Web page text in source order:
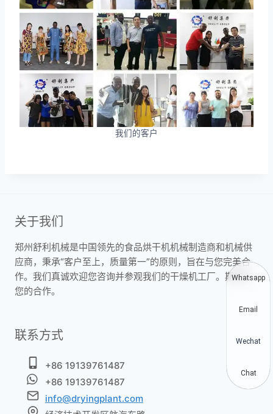
我们的客户
关于我们
郑州舒利机械是中国领先的食品烘干机机械制造商和机械供
应商，秉承“客户至上，质量第一”的原则，旨在与您完美合
作。我们真诚欢迎您咨询并参观我们的干燥机工厂。期待与
您的合作。
联系方式
+86 19139761487
+86 19139761487
info@dryingplant.com
Whatsapp
Email
Wechat
Chat